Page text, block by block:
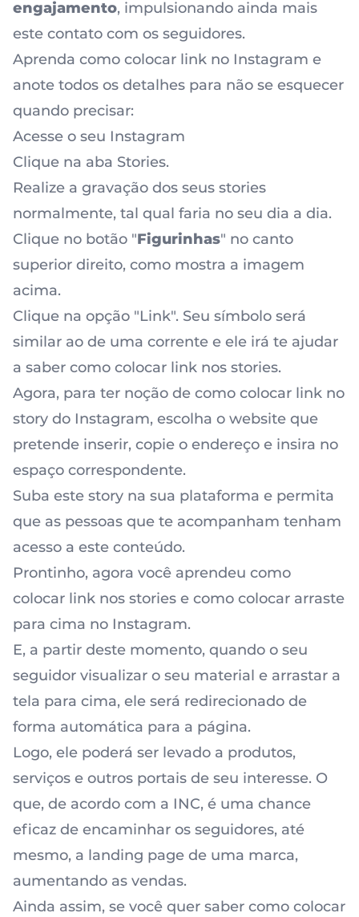
engajamento, impulsionando ainda mais
este contato com os seguidores.
Aprenda como colocar link no Instagram e
anote todos os detalhes para não se esquecer
quando precisar:
Acesse o seu Instagram
Clique na aba Stories.
Realize a gravação dos seus stories
normalmente, tal qual faria no seu dia a dia.
Clique no botão "Figurinhas" no canto
superior direito, como mostra a imagem
acima.
Clique na opção "Link". Seu símbolo será
similar ao de uma corrente e ele irá te ajudar
a saber como colocar link nos stories.
Agora, para ter noção de como colocar link no
story do Instagram, escolha o website que
pretende inserir, copie o endereço e insira no
espaço correspondente.
Suba este story na sua plataforma e permita
que as pessoas que te acompanham tenham
acesso a este conteúdo.
Prontinho, agora você aprendeu como
colocar link nos stories e como colocar arraste
para cima no Instagram.
E, a partir deste momento, quando o seu
seguidor visualizar o seu material e arrastar a
tela para cima, ele será redirecionado de
forma automática para a página.
Logo, ele poderá ser levado a produtos,
serviços e outros portais de seu interesse. O
que, de acordo com a INC, é uma chance
eficaz de encaminhar os seguidores, até
mesmo, a landing page de uma marca,
aumentando as vendas.
Ainda assim, se você quer saber como colocar